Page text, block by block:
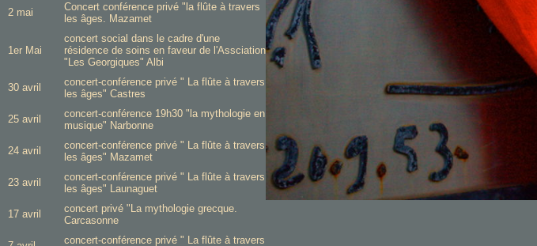
2 mai
Concert conférence privé "la flûte à travers
les âges. Mazamet
1er Mai
concert social dans le cadre d'une
résidence de soins en faveur de l'Assciation
"Les Georgiques" Albi
30 avril
concert-conférence privé " La flûte à travers
les âges" Castres
25 avril
concert-conférence 19h30 "la mythologie en
musique" Narbonne
24 avril
concert-conférence privé " La flûte à travers
les âges" Mazamet
23 avril
concert-conférence privé " La flûte à travers
les âges" Launaguet
17 avril
concert privé "La mythologie grecque.
Carcasonne
concert-conférence privé " La flûte à travers